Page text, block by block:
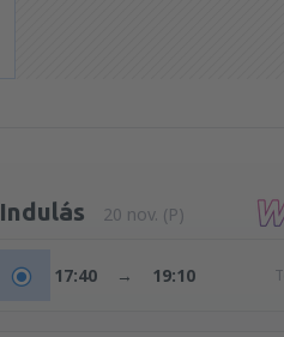
Indulás 20 nov. (P)
17:40 → 19:10